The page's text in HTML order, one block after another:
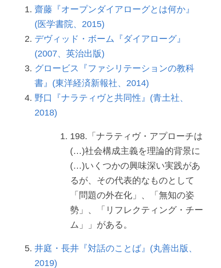
齋藤『オープンダイアローグとは何か』
(医学書院、2015)
デヴィッド・ボーム『ダイアローグ』
(2007、英治出版)
グロービス『ファシリテーションの教科
書』(東洋経済新報社、2014)
野口『ナラティヴと共同性』(青土社、
2018)
198.「ナラティヴ・アプローチは
(…)社会構成主義を理論的背景に
(…)いくつかの興味深い実践があ
るが、その代表的なものとして
「問題の外在化」、「無知の姿
勢」、「リフレクティング・チー
ム」」がある。
井庭・長井『対話のことば』(丸善出版、
2019)